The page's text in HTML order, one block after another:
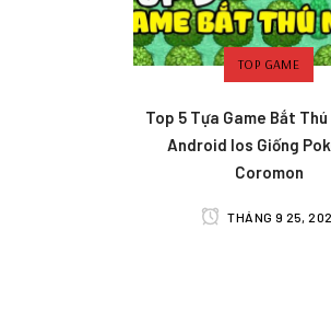
TOP GAME
Top 5 Tựa Game Bắt Thú
Android Ios Giống
Coromon
THÁNG 9 25,